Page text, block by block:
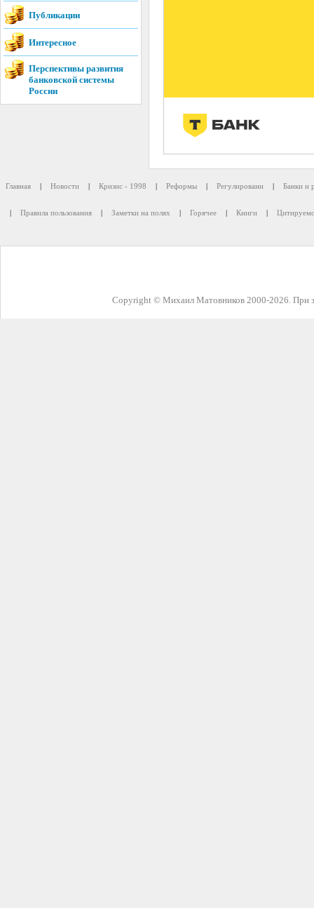
Публикации
Интересное
Перспективы развития
банковской системы
России
Главная | Новости | Кризис - 1998 | Реформы | Регулировани | Банки и
| Правила пользования | Заметки на полях | Горячее | Книги |
Copyright © Михаил Матовников 2000-2026. При